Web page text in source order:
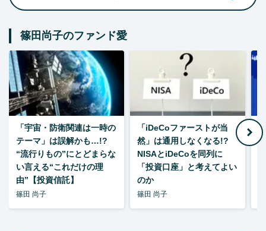
篠田尚子のファンド愛
「宇宙・防衛関連は一時の
テーマ」は誤解かも…!?
“流行りもの”にとどまらな
い言える“これだけの理
由”【投資信託】
篠田 尚子
「iDeCoファーストが当
然」は通用しなくなる!?
NISAとiDeCoを同列に
「投資口座」と考えてよい
のか
篠田 尚子